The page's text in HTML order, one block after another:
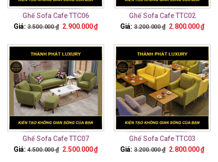
Ghế Sofa Cafe TTC06
Giá: 3.500.000₫ 2.900.000₫
Ghế Sofa Cafe TTC02
Giá: 3.200.000₫ 2.800.000₫
Ghế Sofa Cafe TTC07
Giá: 4.500.000₫ 2.500.000₫
Ghế Sofa Cafe TTC03
Giá: 3.200.000₫ 2.800.000₫